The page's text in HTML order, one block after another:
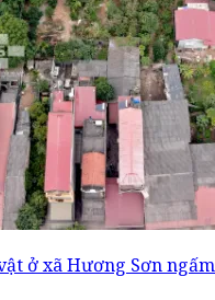
ở xã Hương Sơn